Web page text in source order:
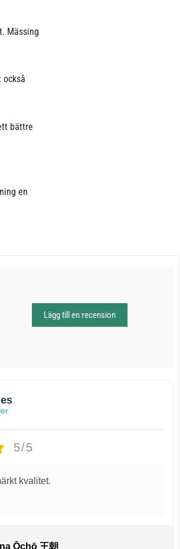
Mässing
också
bättre
en
Lägg till en recension
5/5
kvalitet.
Ōchō 王朝